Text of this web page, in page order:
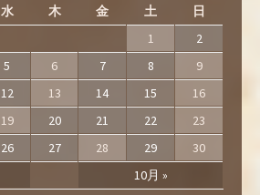
水 木 金 土 日
10月 »
1
2
5 6 7 8
9
12 13 14 15
16
19 20 21 22
23
26 27 28 29 30